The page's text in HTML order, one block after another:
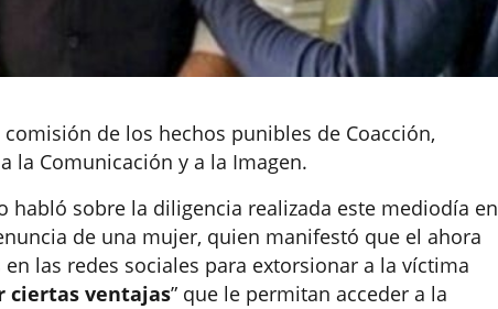
de los hechos punibles de Coacción,
la Comunicación y a la Imagen.
habló sobre la diligencia realizada este mediodía en
de una mujer, quien manifestó que el ahora
las redes sociales para extorsionar a la víctima
ciertas ventajas” que le permitan acceder a la